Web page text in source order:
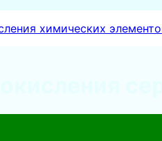
химических